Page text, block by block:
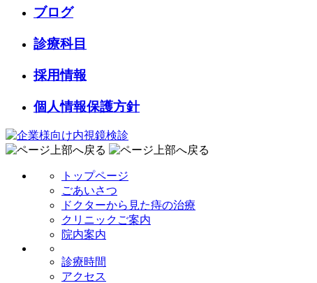
ブログ
診療科目
採用情報
個人情報保護方針
トップページ
ごあいさつ
ドクターから見た痔の治療
クリニックご案内
院内案内
診療時間
アクセス